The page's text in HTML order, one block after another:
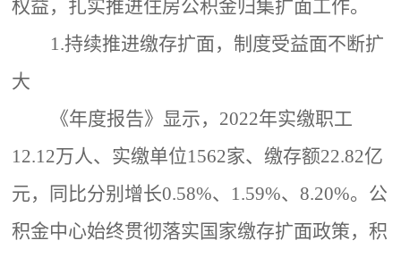
权益，扎实推进住房公积金归集扩面工作。
1.持续推进缴存扩面，制度受益面不断扩
大
《年度报告》显示， 2022年实缴职工
12.12万人、实缴单位1562家、缴存额22.82亿
元，同比分别增长0.58%、1.59%、8.20%。公
积金中心始终贯彻落实国家缴存扩面政策，积